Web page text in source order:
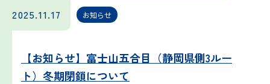
富士宮ルート
プリンスルート
2025.11.17 お知らせ
【お知らせ】富士山五合目（静岡県側3ルー
ト）冬期閉鎖について